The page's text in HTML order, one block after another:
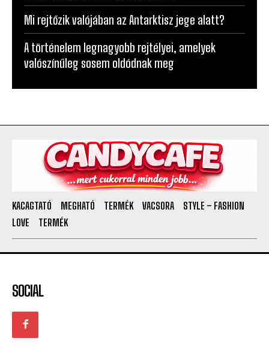
Mi rejtőzik valójában az Antarktisz jege alatt?
A történelem legnagyobb rejtélyei, amelyek
valószínűleg sosem oldódnak meg
KACAGTATÓ MEGHATÓ TERMÉK VACSORA
STYLE – FASHION
LOVE
TERMÉK
SOCIAL